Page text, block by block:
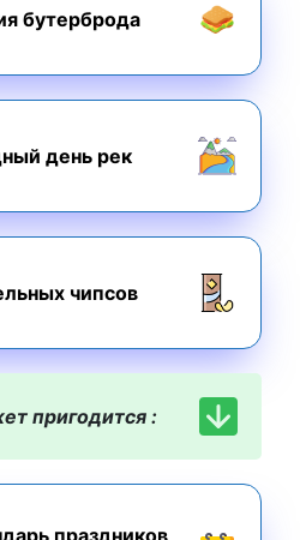
бутерброда
день рек
чипсов
пригодится :